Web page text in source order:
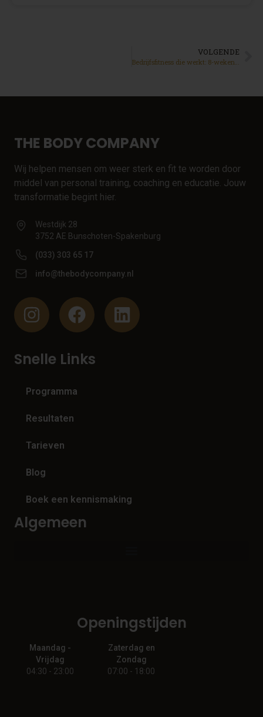
VOLGENDE
THE BODY COMPANY
Wij helpen mensen om weer sterk en fit te worden door
middel van personal training, coaching en educatie. Jouw
transformatie begint hier.
Westdijk 28
3752 AE Bunschoten-Spakenburg
(033) 303 65 17
info@thebodycompany.nl
Snelle Links
Programma
Resultaten
Tarieven
Blog
Boek een kennismaking
Algemeen
Openingstijden
Maandag -
Vrijdag
04:30 - 23:00
Zaterdag en
Zondag
07:00 - 18:00